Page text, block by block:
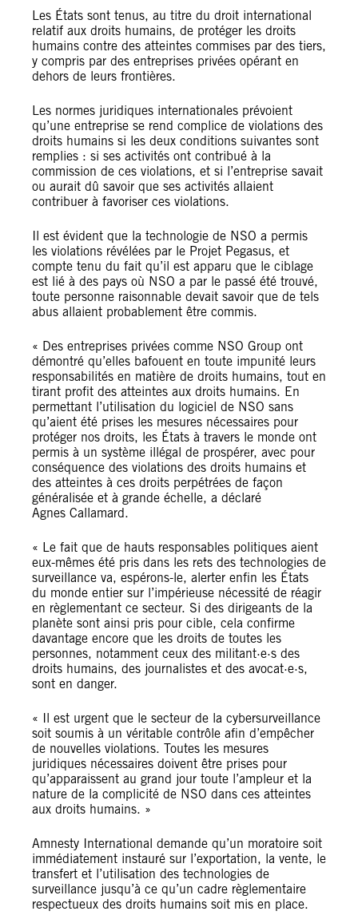
Les États sont tenus, au titre du droit international
relatif aux droits humains, de protéger les droits
humains contre des atteintes commises par des tiers,
y compris par des entreprises privées opérant en
dehors de leurs frontières.
Les normes juridiques internationales prévoient
qu’une entreprise se rend complice de violations des
droits humains si les deux conditions suivantes sont
remplies : si ses activités ont contribué à la
commission de ces violations, et si l’entreprise savait
ou aurait dû savoir que ses activités allaient
contribuer à favoriser ces violations.
Il est évident que la technologie de NSO a permis
les violations révélées par le Projet Pegasus, et
compte tenu du fait qu’il est apparu que le ciblage
est lié à des pays où NSO a par le passé été trouvé,
toute personne raisonnable devait savoir que de tels
abus allaient probablement être commis.
« Des entreprises privées comme NSO Group ont
démontré qu’elles bafouent en toute impunité leurs
responsabilités en matière de droits humains, tout en
tirant profit des atteintes aux droits humains. En
permettant l’utilisation du logiciel de NSO sans
qu’aient été prises les mesures nécessaires pour
protéger nos droits, les États à travers le monde ont
permis à un système illégal de prospérer, avec pour
conséquence des violations des droits humains et
des atteintes à ces droits perpétrées de façon
généralisée et à grande échelle, a déclaré
Agnes Callamard.
« Le fait que de hauts responsables politiques aient
eux-mêmes été pris dans les rets des technologies de
surveillance va, espérons-le, alerter enfin les États
du monde entier sur l’impérieuse nécessité de réagir
en règlementant ce secteur. Si des dirigeants de la
planète sont ainsi pris pour cible, cela confirme
davantage encore que les droits de toutes les
personnes, notamment ceux des militant·e·s des
droits humains, des journalistes et des avocat·e·s,
sont en danger.
« Il est urgent que le secteur de la cybersurveillance
soit soumis à un véritable contrôle afin d’empêcher
de nouvelles violations. Toutes les mesures
juridiques nécessaires doivent être prises pour
qu’apparaissent au grand jour toute l’ampleur et la
nature de la complicité de NSO dans ces atteintes
aux droits humains. »
Amnesty International demande qu’un moratoire soit
immédiatement instauré sur l’exportation, la vente, le
transfert et l’utilisation des technologies de
surveillance jusqu’à ce qu’un cadre règlementaire
respectueux des droits humains soit mis en place.